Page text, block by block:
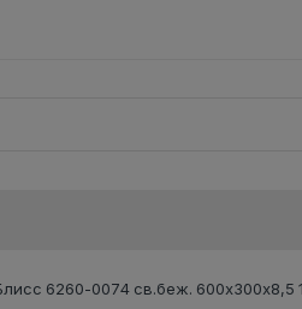
Блисс 6260-0074 св.беж. 600х300х8,5